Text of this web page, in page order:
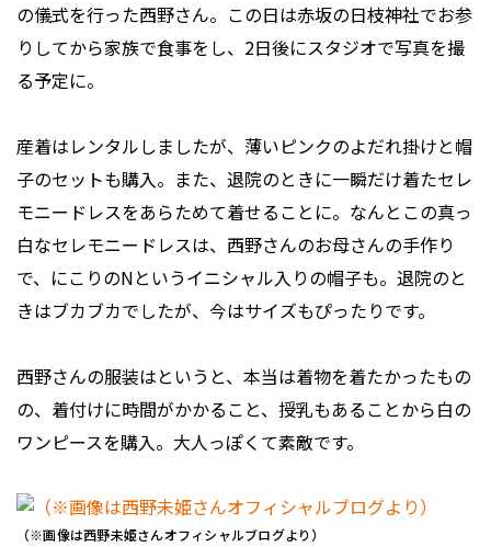
の儀式を行った西野さん。この日は赤坂の日枝神社でお参
りしてから家族で食事をし、2日後にスタジオで写真を撮
る予定に。
産着はレンタルしましたが、薄いピンクのよだれ掛けと帽
子のセットも購入。また、退院のときに一瞬だけ着たセレ
モニードレスをあらためて着せることに。なんとこの真っ
白なセレモニードレスは、西野さんのお母さんの手作り
で、にこりのNというイニシャル入りの帽子も。退院のと
きはブカブカでしたが、今はサイズもぴったりです。
西野さんの服装はというと、本当は着物を着たかったもの
の、着付けに時間がかかること、授乳もあることから白の
ワンピースを購入。大人っぽくて素敵です。
（※画像は西野未姫さんオフィシャルブログより）